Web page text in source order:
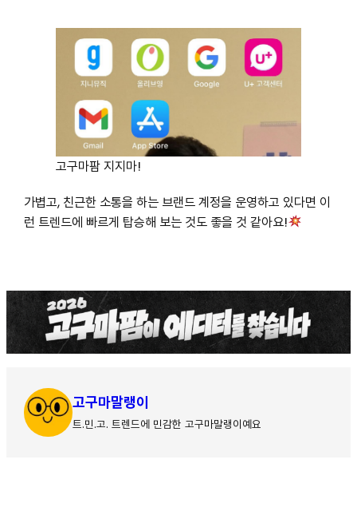
고구마팜 지지마!
가볍고, 친근한 소통을 하는 브랜드 계정을 운영하고 있다면 이
런 트렌드에 빠르게 탑승해 보는 것도 좋을 것 같아요!
고구마말랭이
트.민.고. 트렌드에 민감한 고구마말랭이예요